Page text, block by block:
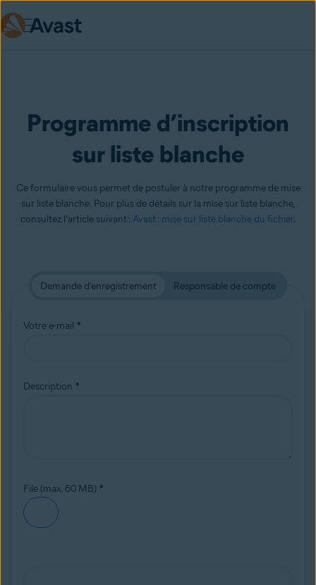
Programme d’inscription
sur liste blanche
Ce formulaire vous permet de postuler à notre programme de mise
sur liste blanche. Pour plus de détails sur la mise sur liste blanche,
consultez l’article suivant : Avast : mise sur liste blanche du fichier.
Demande d’enregistrement Responsable de compte
Votre e-mail *
Description *
File (max. 60 MB) *